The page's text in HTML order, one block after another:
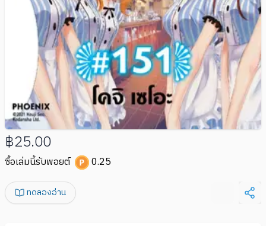
฿25.00
ซื้อเล่มนี้รับพอยต์ 0.25
ทดลองอ่าน